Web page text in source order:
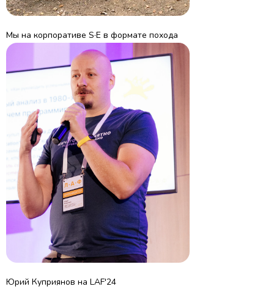
Мы на корпоративе S·E в формате похода
Юрий Куприянов на LAF'24